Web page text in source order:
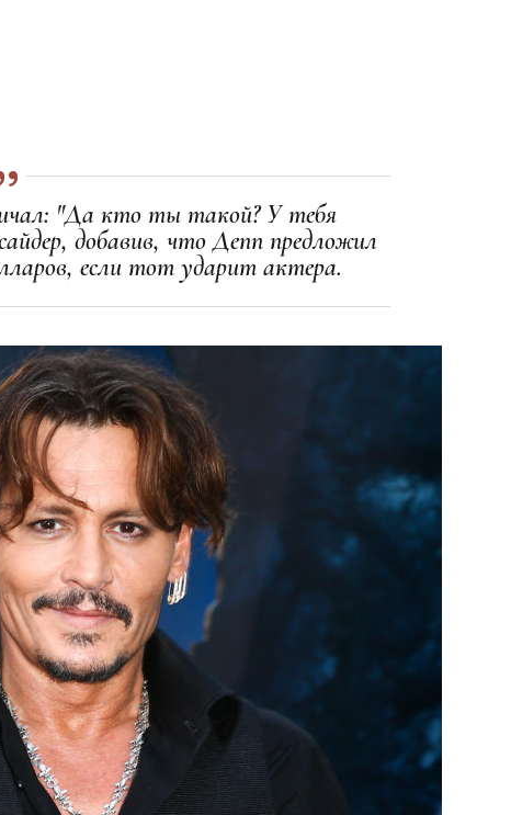
"Да кто ты такой? У тебя
добавив, что Депп предложил
если тот ударит актера.